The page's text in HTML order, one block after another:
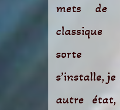
mets de
sorte
s’installe,
autre